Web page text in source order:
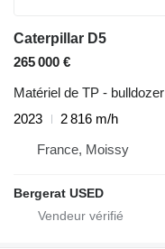
Caterpillar D5
265 000 €
Matériel de TP - bulldozer
2023
2 816 m/h
France, Moissy
Bergerat USED